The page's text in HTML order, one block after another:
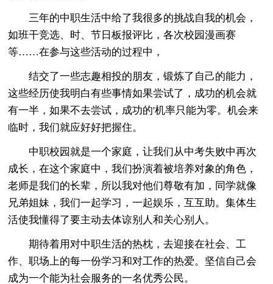
三年的中职生活中给了我很多的挑战自我的机会，
如班干竞选、时、节日板报评比，各次校园漫画赛
等……在参与这些活动的过程中，
结交了一些志趣相投的朋友，锻炼了自己的能力，
这些经历使我明白有些事情如果尝试了，成功的机会就
有一半，如果不去尝试，成功的'机率只能为零。机会来
临时，我们就应好好把握住。
中职校园就是一个家庭，让我们从中考失败中再次
成长，在这个家庭中，我们扮演着被培养对象的角色，
老师是我们的长辈，所以我对他们尊敬有加，同学就像
兄弟姐妹，我们一起学习，一起娱乐，互互助。集体生
活使我懂得了要主动去体谅别人和关心别人。
期待着用对中职生活的热枕，去迎接在社会、工
作、职场上的每一份学习和对工作的热爱。坚信自己会
成为一个能为社会服务的一名优秀公民。